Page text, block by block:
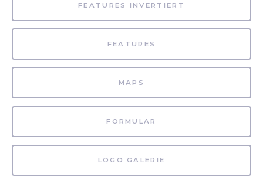
FEATURES INVERTIERT
FEATURES
MAPS
FORMULAR
LOGO GALERIE